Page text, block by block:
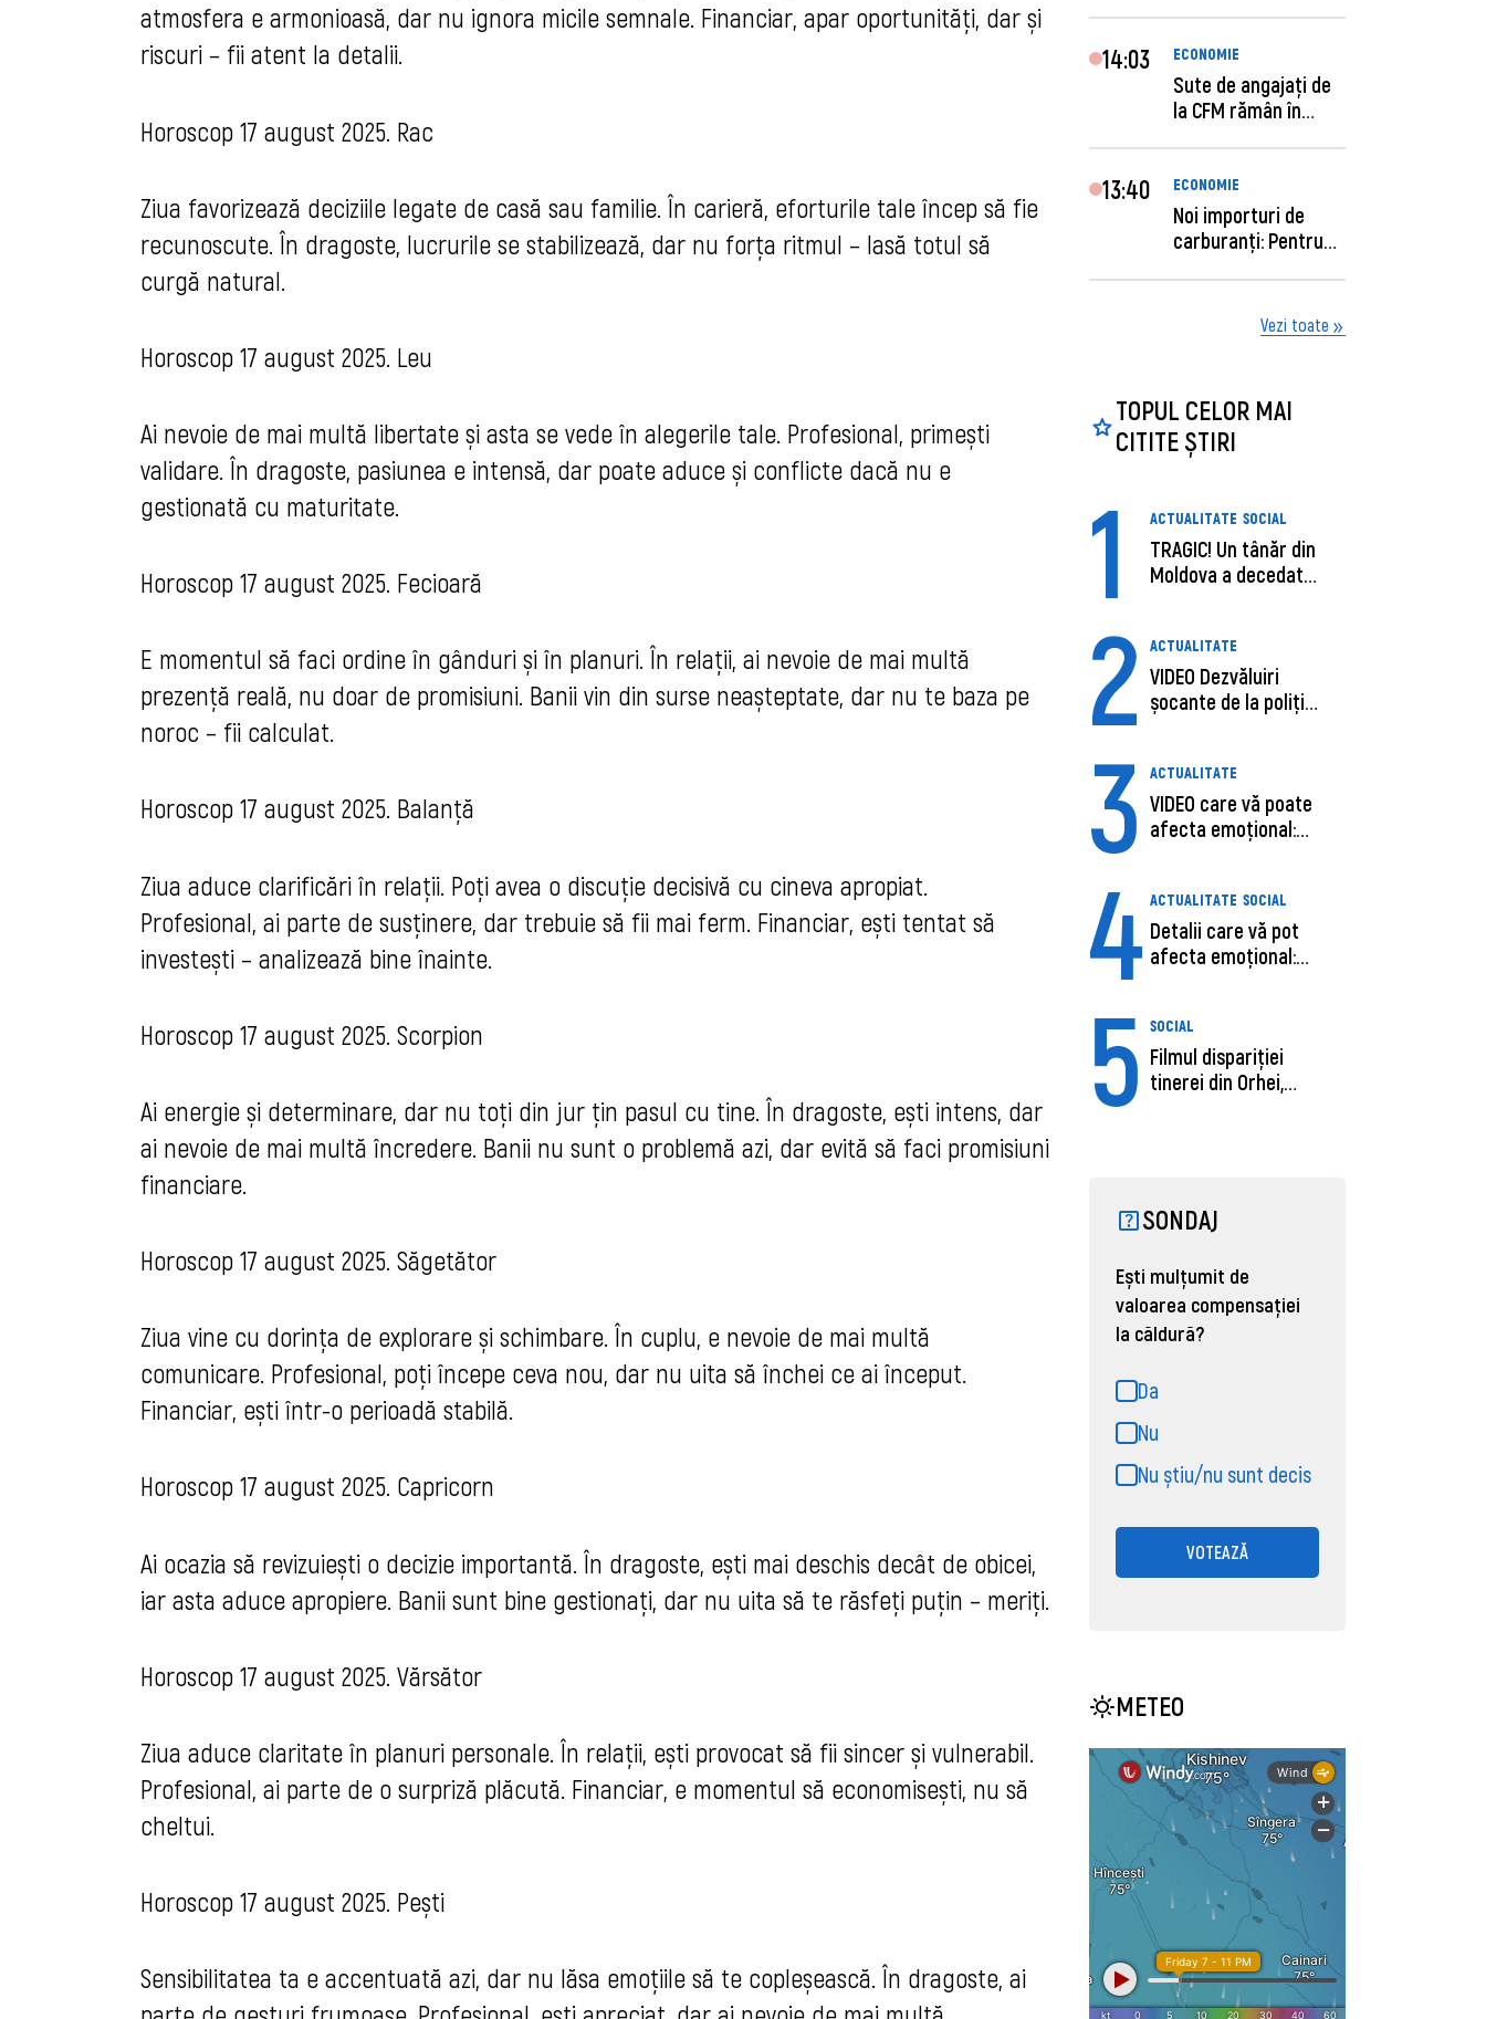
atmosfera e armonioasă, dar nu ignora micile semnale. Financiar, apar oportunități, dar și
riscuri – fii atent la detalii.
Horoscop 17 august 2025. Rac
Ziua favorizează deciziile legate de casă sau familie. În carieră, eforturile tale încep să fie
recunoscute. În dragoste, lucrurile se stabilizează, dar nu forța ritmul – lasă totul să
curgă natural.
Horoscop 17 august 2025. Leu
Ai nevoie de mai multă libertate și asta se vede în alegerile tale. Profesional, primești
validare. În dragoste, pasiunea e intensă, dar poate aduce și conflicte dacă nu e
gestionată cu maturitate.
Horoscop 17 august 2025. Fecioară
E momentul să faci ordine în gânduri și în planuri. În relații, ai nevoie de mai multă
prezență reală, nu doar de promisiuni. Banii vin din surse neașteptate, dar nu te baza pe
noroc – fii calculat.
Horoscop 17 august 2025. Balanță
Ziua aduce clarificări în relații. Poți avea o discuție decisivă cu cineva apropiat.
Profesional, ai parte de susținere, dar trebuie să fii mai ferm. Financiar, ești tentat să
investești – analizează bine înainte.
Horoscop 17 august 2025. Scorpion
Ai energie și determinare, dar nu toți din jur țin pasul cu tine. În dragoste, ești intens, dar
ai nevoie de mai multă încredere. Banii nu sunt o problemă azi, dar evită să faci promisiuni
financiare.
Horoscop 17 august 2025. Săgetător
Ziua vine cu dorința de explorare și schimbare. În cuplu, e nevoie de mai multă
comunicare. Profesional, poți începe ceva nou, dar nu uita să închei ce ai început.
Financiar, ești într-o perioadă stabilă.
Horoscop 17 august 2025. Capricorn
Ai ocazia să revizuiești o decizie importantă. În dragoste, ești mai deschis decât de obicei,
iar asta aduce apropiere. Banii sunt bine gestionați, dar nu uita să te răsfeți puțin – meriți.
Horoscop 17 august 2025. Vărsător
Ziua aduce claritate în planuri personale. În relații, ești provocat să fii sincer și vulnerabil.
Profesional, ai parte de o surpriză plăcută. Financiar, e momentul să economisești, nu să
cheltui.
Horoscop 17 august 2025. Pești
Sensibilitatea ta e accentuată azi, dar nu lăsa emoțiile să te copleșească. În dragoste, ai
14:03 ECONOMIE
Sute de angajaţi de
la CFM rămân în
13:40 ECONOMIE
Noi importuri de
carburanți: Pentru
Vezi toate
TOPUL CELOR MAI
CITITE ȘTIRI
1 ACTUALITATE SOCIAL
TRAGIC! Un tânăr din
Moldova a decedat
2 ACTUALITATE
VIDEO Dezvăluiri
șocante de la poliție,
3 ACTUALITATE
VIDEO care vă poate
afecta emoțional:
4 ACTUALITATE SOCIAL
Detalii care vă pot
afecta emoțional:
5 SOCIAL
Filmul dispariției
tinerei din Orhei,
SONDAJ
Ești mulțumit de
valoarea compensației
la căldură?
Da
Nu
Nu știu/nu sunt decis
VOTEAZĂ
METEO